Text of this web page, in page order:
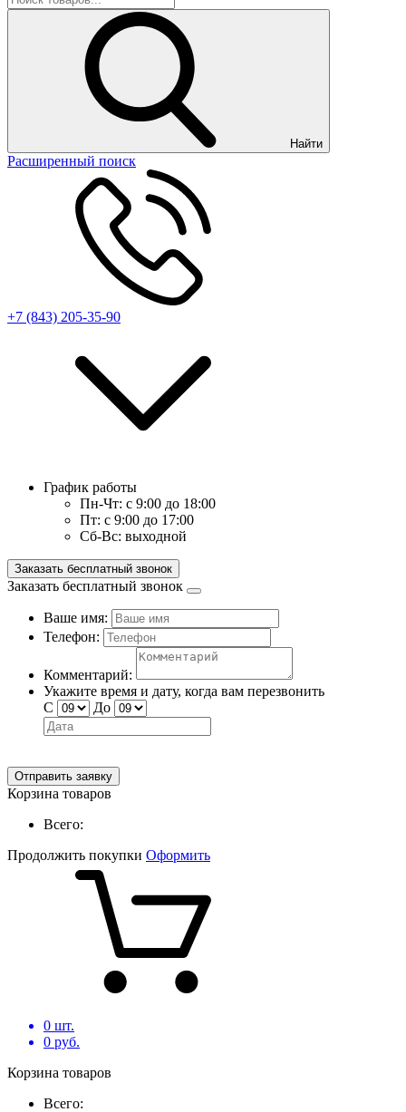
Найти
Расширенный поиск
+7 (843) 205-35-90
График работы
Пн-Чт: с 9:00 до 18:00
Пт: с 9:00 до 17:00
Сб-Вс: выходной
Заказать бесплатный звонок
Заказать бесплатный звонок
Ваше имя:
Телефон:
Комментарий:
Укажите время и дату, когда вам перезвонить
С
До
Отправить заявку
Корзина товаров
Всего:
Продолжить покупки Оформить
0 шт.
0 руб.
Корзина товаров
Всего: